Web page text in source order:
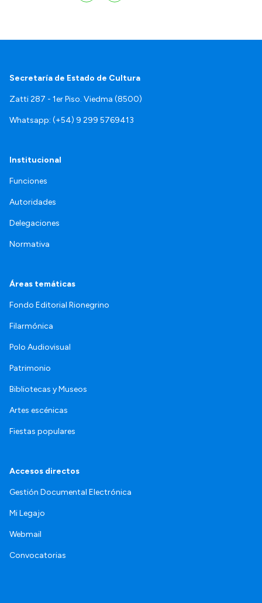
Secretaría de Estado de Cultura
Zatti 287 - 1er Piso. Viedma (8500)
Whatsapp: (+54) 9 299 5769413
Institucional
Funciones
Autoridades
Delegaciones
Normativa
Áreas temáticas
Fondo Editorial Rionegrino
Filarmónica
Polo Audiovisual
Patrimonio
Bibliotecas y Museos
Artes escénicas
Fiestas populares
Accesos directos
Gestión Documental Electrónica
Mi Legajo
Webmail
Convocatorias